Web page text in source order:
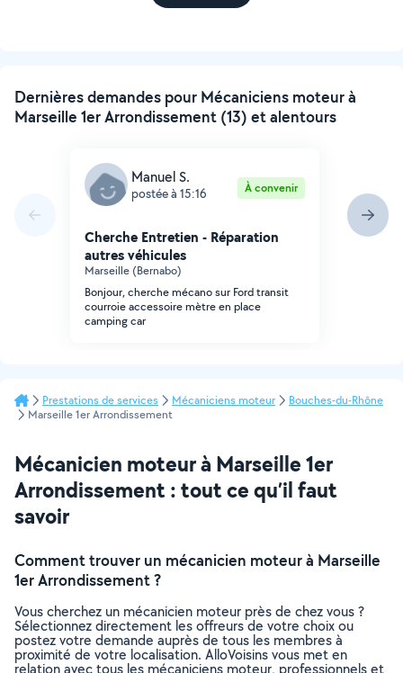
Dernières demandes pour Mécaniciens moteur à
Marseille 1er Arrondissement (13) et alentours
Manuel S.
postée à 15:16 À convenir
Cherche Entretien - Réparation
autres véhicules
Marseille (Bernabo)
Bonjour, cherche mécano sur Ford transit
courroie accessoire mètre en place
camping car
Prestations de services Mécaniciens moteur
Bouches-du-Rhône
Marseille 1er Arrondissement
Mécanicien moteur à Marseille 1er
Arrondissement : tout ce qu’il faut
savoir
Comment trouver un mécanicien moteur à Marseille
1er Arrondissement ?
Vous cherchez un mécanicien moteur près de chez vous ?
Sélectionnez directement les offreurs de votre choix ou
postez votre demande auprès de tous les membres à
proximité de votre localisation. AlloVoisins vous met en
relation avec tous les mécaniciens moteur, professionnels et